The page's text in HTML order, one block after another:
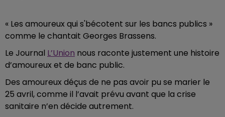
« Les amoureux qui s'bécotent sur les bancs publics »
comme le chantait Georges Brassens.
Le Journal L’Union nous raconte justement une histoire
d’amoureux et de banc public.
Des amoureux déçus de ne pas avoir pu se marier le
25 avril, comme il l’avait prévu avant que la crise
sanitaire n’en décide autrement.